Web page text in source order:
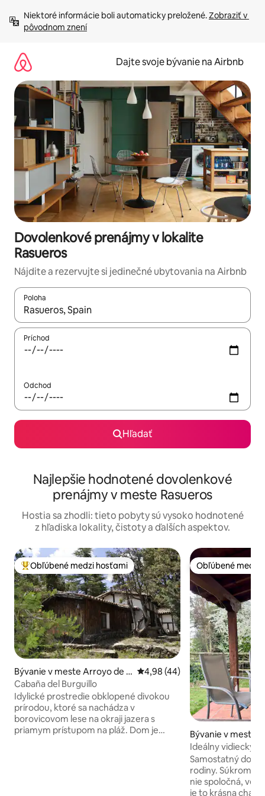
obsah.
Niektoré informácie boli automaticky preložené. Zobraziť v
pôvodnom znení
Dajte svoje bývanie na Airbnb
Dovolenkové prenájmy v lokalite
Rasueros
Nájdite a rezervujte si jedinečné ubytovania na Airbnb
Poloha
Keď budú výsledky k dispozícii, môžete si ich prechádzať
Príchod
Odchod
Hľadať
Najlepšie hodnotené dovolenkové
prenájmy v meste Rasueros
Hostia sa zhodli: tieto pobyty sú vysoko hodnotené
z hľadiska lokality, čistoty a ďalších aspektov.
Najobľúbenejšie medzi hosťami
Obľúbené medzi hosťami
Bývanie v meste Arroyo de la
Parra
Priemerné ohodnotenie 4,98
4,98 (44)
Cabaña del Burguillo
Idylické prostredie obklopené divokou
prírodou, ktoré sa nachádza v
borovicovom lese na okraji jazera s
priamym prístupom na pláž. Dom je
Obľúbené medzi
Obľúbené medzi
Bývanie v meste
Ideálny vidiecky
Samostatný dom
rodiny. Súkromné parkovisko a záhrada,
nie spoločná, veranda a
je to krásna